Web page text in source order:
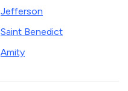
Jefferson
Saint Benedict
Amity